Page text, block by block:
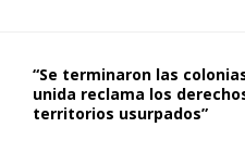
“Se terminaron las
unida reclama los
territorios usurpados”